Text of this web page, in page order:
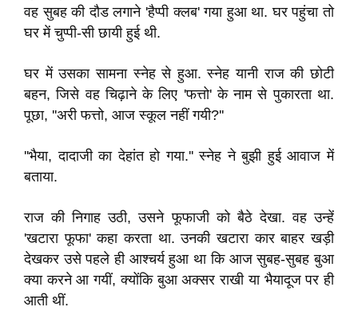
वह सुबह की दौड लगाने 'हैप्पी क्लब' गया हुआ था. घर पहुंचा तो
घर में चुप्पी-सी छायी हुई थी.
घर में उसका सामना स्नेह से हुआ. स्नेह यानी राज की छोटी
बहन, जिसे वह चिढ़ाने के लिए 'फत्तो' के नाम से पुकारता था.
पूछा, ''अरी फत्तो, आज स्कूल नहीं गयी?''
''भैया, दादाजी का देहांत हो गया.'' स्नेह ने बुझी हुई आवाज में
बताया.
राज की निगाह उठी, उसने फूफाजी को बैठे देखा. वह उन्हें
'खटारा फूफा' कहा करता था. उनकी खटारा कार बाहर खड़ी
देखकर उसे पहले ही आश्चर्य हुआ था कि आज सुबह-सुबह बुआ
क्या करने आ गयीं, क्योंकि बुआ अक्सर राखी या भैयादूज पर ही
आती थीं.